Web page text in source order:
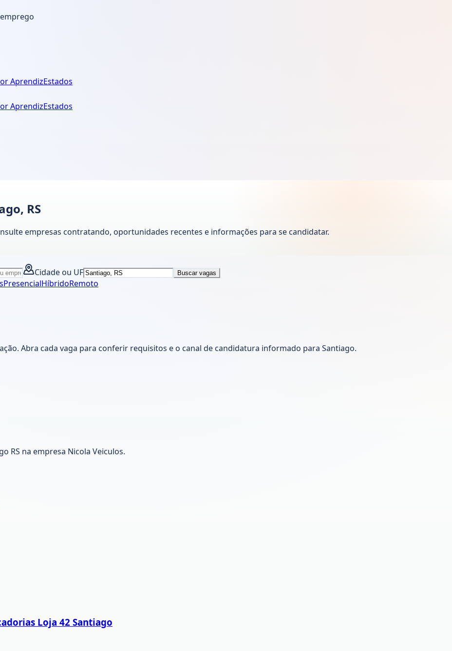
AprendizEstados
AprendizEstados
RS
empresas contratando, oportunidades recentes e informações para se candidatar.
Cidade ou UF Buscar vagas
PresencialHíbridoRemoto
Abra cada vaga para conferir requisitos e o canal de candidatura informado para Santiago.
RS na empresa Nicola Veiculos.
Loja 42 Santiago